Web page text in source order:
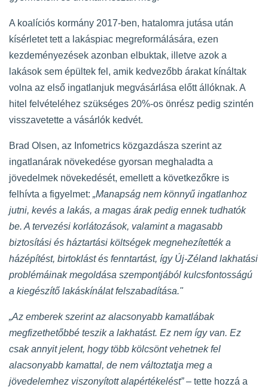
A koalíciós kormány 2017-ben, hatalomra jutása után
kísérletet tett a lakáspiac megreformálására, ezen
kezdeményezések azonban elbuktak, illetve azok a
lakások sem épültek fel, amik kedvezőbb árakat kínáltak
volna az első ingatlanjuk megvásárlása előtt állóknak. A
hitel felvételéhez szükséges 20%-os önrész pedig szintén
visszavetette a vásárlók kedvét.
Brad Olsen, az Infometrics közgazdásza szerint az
ingatlanárak növekedése gyorsan meghaladta a
jövedelmek növekedését, emellett a következőkre is
felhívta a figyelmet: „Manapság nem könnyű ingatlanhoz
jutni, kevés a lakás, a magas árak pedig ennek tudhatók
be. A tervezési korlátozások, valamint a magasabb
biztosítási és háztartási költségek megnehezítették a
házépítést, birtoklást és fenntartást, így Új-Zéland lakhatási
problémáinak megoldása szempontjából kulcsfontosságú
a kiegészítő lakáskínálat felszabadítása."
„Az emberek szerint az alacsonyabb kamatlábak
megfizethetőbbé teszik a lakhatást. Ez nem így van. Ez
csak annyit jelent, hogy több kölcsönt vehetnek fel
alacsonyabb kamattal, de nem változtatja meg a
jövedelemhez viszonyított alapértékelést” – tette hozzá a